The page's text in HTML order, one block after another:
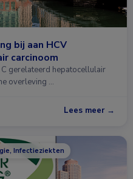
bij aan HCV
carcinoom
gerelateerd hepatocellulair
overleving …
Lees meer →
Infectieziekten